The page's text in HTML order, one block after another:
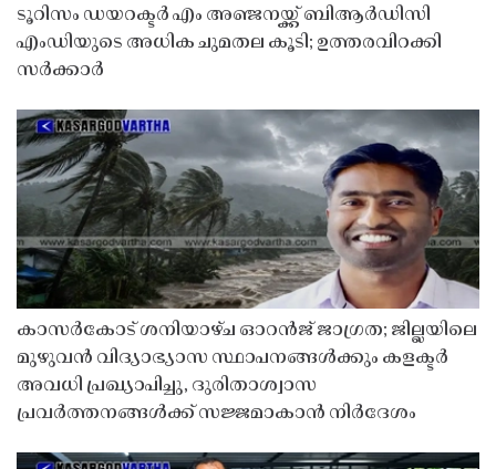
ടൂറിസം ഡയറക്ടർ എം അഞ്ജനയ്ക്ക് ബിആർഡിസി
എംഡിയുടെ അധിക ചുമതല കൂടി; ഉത്തരവിറക്കി
സർക്കാർ
കാസർകോട് ശനിയാഴ്ച ഓറൻജ് ജാഗ്രത; ജില്ലയിലെ
മുഴുവൻ വിദ്യാഭ്യാസ സ്ഥാപനങ്ങൾക്കും കളക്ടർ
അവധി പ്രഖ്യാപിച്ചു, ദുരിതാശ്വാസ
പ്രവർത്തനങ്ങൾക്ക് സജ്ജമാകാൻ നിർദേശം